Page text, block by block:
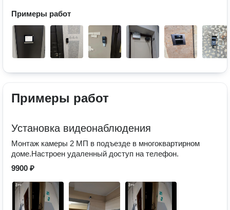
Примеры работ
Примеры работ
Установка видеонаблюдения
Монтаж камеры 2 МП в подъезде в многоквартирном
доме.Настроен удаленный доступ на телефон.
9900 ₽